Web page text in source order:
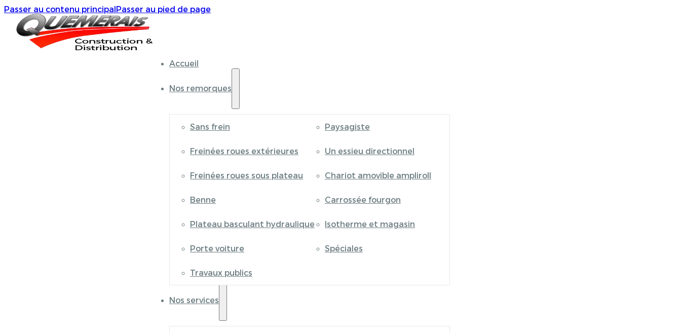
Passer au contenu principalPasser au pied de page
Accueil
Nos remorques
Sans frein
Freinées roues extérieures
Freinées roues sous plateau
Benne
Plateau basculant hydraulique
Porte voiture
Travaux publics
Paysagiste
Un essieu directionnel
Chariot amovible ampliroll
Carrossée fourgon
Isotherme et magasin
Spéciales
Nos services